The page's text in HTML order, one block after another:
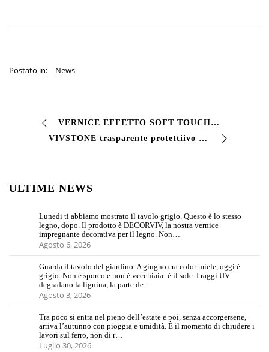
Postato in: News
VERNICE EFFETTO SOFT TOUCH finitura effetto gomma. Ideale per la verniciatura oggettistica e #packaging. Il #film appare #opaco gommoso e pieno, gradevole al…
VIVSTONE trasparente protettiivo per pietra. Protettivo trasparente #idrorepellente a solvente filmogeno. Protegge e consolida pietre a vista calcestruzzo c…
ULTIME NEWS
Lunedi ti abbiamo mostrato il tavolo grigio. Questo è lo stesso
legno, dopo. Il prodotto è DECORVIV, la nostra vernice
impregnante decorativa per il legno. Non…
Agosto 6, 2026
Guarda il tavolo del giardino. A giugno era color miele, oggi è
grigio. Non è sporco e non è vecchiaia: è il sole. I raggi UV
degradano la lignina, la parte de…
Agosto 3, 2026
Tra poco si entra nel pieno dell’estate e poi, senza accorgersene,
arriva l’autunno con pioggia e umidità. È il momento di chiudere i
lavori sul ferro, non di r…
Luglio 30, 2026